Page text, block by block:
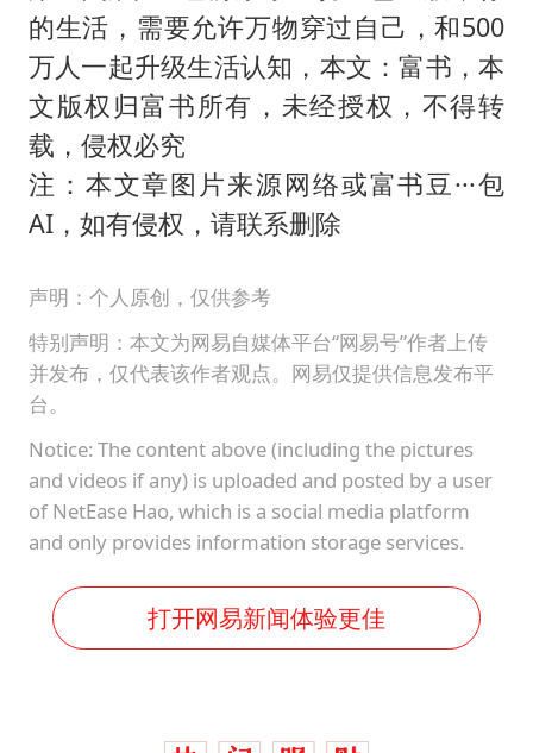
的生活，需要允许万物穿过自己，和500
万人一起升级生活认知，本文：富书，本
文版权归富书所有，未经授权，不得转
载，侵权必究
注：本文章图片来源网络或富书豆···包
AI，如有侵权，请联系删除
声明：个人原创，仅供参考
特别声明：本文为网易自媒体平台“网易号”作者上传
并发布，仅代表该作者观点。网易仅提供信息发布平
台。
Notice: The content above (including the pictures
and videos if any) is uploaded and posted by a user
of NetEase Hao, which is a social media platform
and only provides information storage services.
打开网易新闻体验更佳